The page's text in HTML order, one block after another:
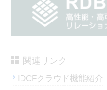
関連リンク
IDCFクラウド機能紹介